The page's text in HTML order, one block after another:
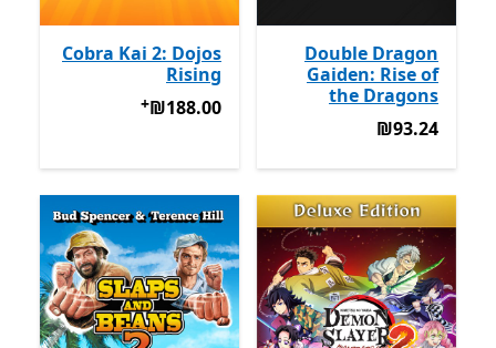
Double Dragon
Gaiden: Rise of
the Dragons
‪₪93.24‬
‪₪93.24‬
Cobra Kai 2: Dojos
Rising
‪₪188.00‬מבצעים על רכישת‪₪188.00‬
+